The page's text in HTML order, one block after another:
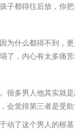
都得往后放，你
为什么都得不到，
了，内心有太多痛
很多男人他其实就
觉得第三者是受
动了这个男人的根